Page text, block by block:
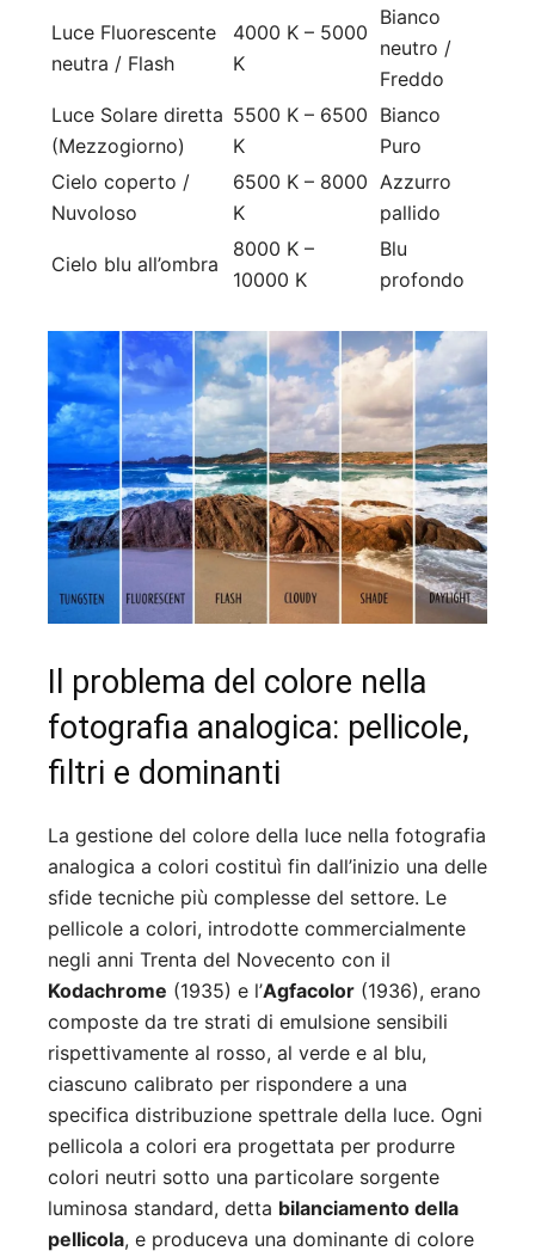
Luce Fluorescente
neutra / Flash
4000 K – 5000
K
Bianco
neutro /
Freddo
Luce Solare diretta
(Mezzogiorno)
5500 K – 6500
K
Bianco
Puro
Cielo coperto /
Nuvoloso
6500 K – 8000
K
Azzurro
pallido
Cielo blu all’ombra
8000 K –
10000 K
Blu
profondo
Il problema del colore nella
fotografia analogica: pellicole,
filtri e dominanti
La gestione del colore della luce nella fotografia
analogica a colori costituì fin dall’inizio una delle
sfide tecniche più complesse del settore. Le
pellicole a colori, introdotte commercialmente
negli anni Trenta del Novecento con il
Kodachrome (1935) e l’Agfacolor (1936), erano
composte da tre strati di emulsione sensibili
rispettivamente al rosso, al verde e al blu,
ciascuno calibrato per rispondere a una
specifica distribuzione spettrale della luce. Ogni
pellicola a colori era progettata per produrre
colori neutri sotto una particolare sorgente
luminosa standard, detta bilanciamento della
pellicola, e produceva una dominante di colore